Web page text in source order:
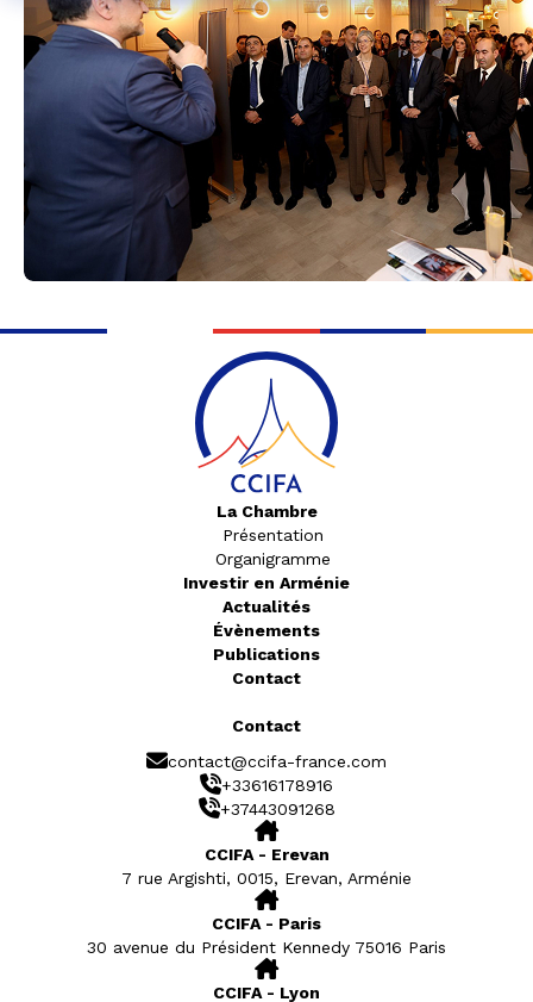
La Chambre
Présentation
Organigramme
Investir en Arménie
Actualités
Évènements
Publications
Contact
Contact
contact@ccifa-france.com
+33616178916
+37443091268
CCIFA - Erevan
7 rue Argishti, 0015, Erevan, Arménie
CCIFA - Paris
30 avenue du Président Kennedy 75016 Paris
CCIFA - Lyon